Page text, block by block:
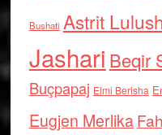
Bushati Astrit
Jashari Beqir
Buçpapaj Elmi Berisha
Eugjen Merlika